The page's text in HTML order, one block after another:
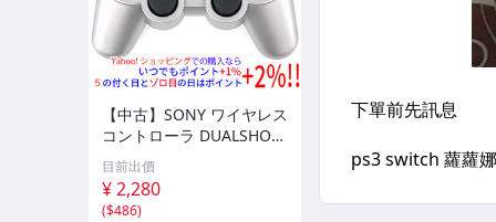
【中古】SONY ワイヤレス
コントローラ DUALSHOC
K3 CECHZC2JSS サテン・
シルバー 本体のみ
目前出價
¥ 2,280
($486)